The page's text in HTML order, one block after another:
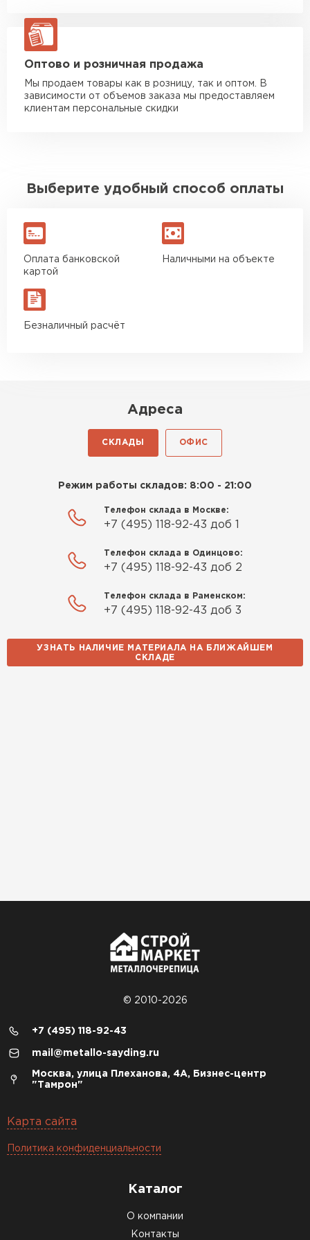
макс. длина груза 13,5 м
ЗАКАЗАТЬ С ДОСТАВКОЙ
Оптово и розничная продажа
Мы продаем товары как в розницу, так и оптом. В
зависимости от объемов заказа мы предоставляем
клиентам персональные скидки
Выберите удобный способ оплаты
Оплата банковской
картой
Наличными на объекте
Безналичный расчёт
Адреса
СКЛАДЫ ОФИС
Режим работы складов: 8:00 - 21:00
Телефон склада в Москве:
+7 (495) 118-92-43 доб 1
Телефон склада в Одинцово:
+7 (495) 118-92-43 доб 2
Телефон склада в Раменском:
+7 (495) 118-92-43 доб 3
УЗНАТЬ НАЛИЧИЕ МАТЕРИАЛА НА БЛИЖАЙШЕМ
СКЛАДЕ
© 2010-2026
+7 (495) 118-92-43
mail@metallo-sayding.ru
Москва, улица Плеханова, 4А, Бизнес-центр
"Тамрон"
Карта сайта
Политика конфиденциальности
Каталог
О компании
Контакты